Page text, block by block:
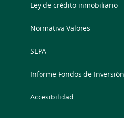
Ley de crédito inmobiliario
Normativa Valores
SEPA
Informe Fondos de Inversión
Accesibilidad